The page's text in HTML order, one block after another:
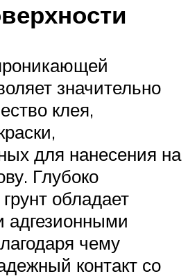
значительно
клея,
для нанесения на
Глубоко
обладает
чему
контакт со